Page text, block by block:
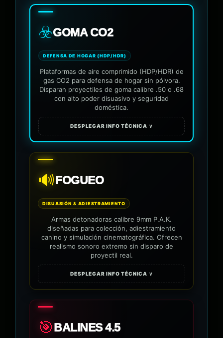
☣️GOMA CO2
DEFENSA DE HOGAR (HDP/HDR)
Plataformas de aire comprimido (HDP/HDR) de
gas CO2 para defensa de hogar sin pólvora.
Disparan proyectiles de goma calibre .50 o .68
con alto poder disuasivo y seguridad
doméstica.
DESPLEGAR INFO TÉCNICA ∨
🔊FOGUEO
DISUASIÓN & ADIESTRAMIENTO
Armas detonadoras calibre 9mm P.A.K.
diseñadas para colección, adiestramiento
canino y simulación cinematográfica. Ofrecen
realismo sonoro extremo sin disparo de
proyectil real.
DESPLEGAR INFO TÉCNICA ∨
🎯BALINES 4.5